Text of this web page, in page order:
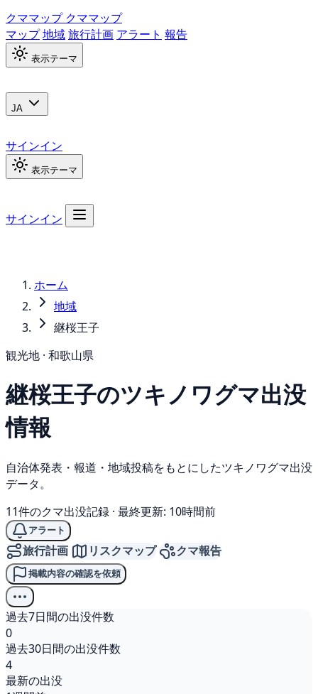
クママップ クママップ
マップ地域旅行計画 アラート 報告
表示テーマ
JA
サインイン
表示テーマ
サインイン
ホーム
地域
継桜王子
観光地 · 和歌山県
継桜王子のツキノワグマ出没
情報
自治体発表・報道・地域投稿をもとにしたツキノワグマ出没
データ。
11件のクマ出没記録 · 最終更新: 10時間前
アラート
旅行計画 リスクマップ クマ報告
掲載内容の確認を依頼
過去7日間の出没件数
0
過去30日間の出没件数
4
最新の出没